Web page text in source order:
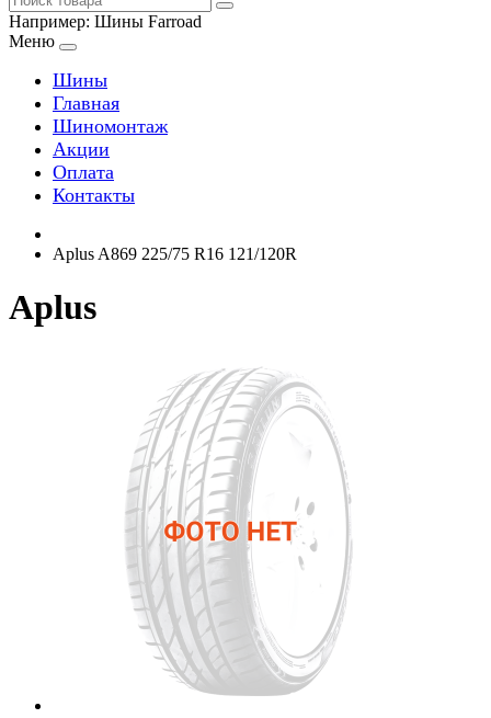
Например: Шины Farroad
Меню
Шины
Главная
Шиномонтаж
Акции
Оплата
Контакты
Aplus A869 225/75 R16 121/120R
Aplus